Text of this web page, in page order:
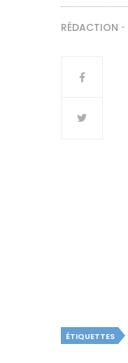
RÉDACTION
ÉTIQUETTES